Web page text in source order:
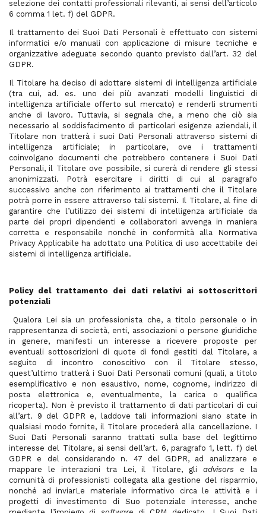
selezione dei contatti professionali rilevanti, ai sensi dell’articolo
6 comma 1 let. f) del GDPR.
Il trattamento dei Suoi Dati Personali è effettuato con sistemi
informatici e/o manuali con applicazione di misure tecniche e
organizzative adeguate secondo quanto previsto dall’art. 32 del
GDPR.
Il Titolare ha deciso di adottare sistemi di intelligenza artificiale
(tra cui, ad. es. uno dei più avanzati modelli linguistici di
intelligenza artificiale offerto sul mercato) e renderli strumenti
anche di lavoro. Tuttavia, si segnala che, a meno che ciò sia
necessario al soddisfacimento di particolari esigenze aziendali, il
Titolare non tratterà i suoi Dati Personali attraverso sistemi di
intelligenza artificiale; in particolare, ove i trattamenti
coinvolgano documenti che potrebbero contenere i Suoi Dati
Personali, il Titolare ove possibile, si curerà di rendere gli stessi
anonimizzati. Potrà esercitare i diritti di cui al paragrafo
successivo anche con riferimento ai trattamenti che il Titolare
potrà porre in essere attraverso tali sistemi. Il Titolare, al fine di
garantire che l’utilizzo dei sistemi di intelligenza artificiale da
parte dei propri dipendenti e collaboratori avvenga in maniera
corretta e responsabile nonché in conformità alla Normativa
Privacy Applicabile ha adottato una Politica di uso accettabile dei
sistemi di intelligenza artificiale.
Policy del trattamento dei dati relativi ai sottoscrittori
potenziali
Qualora Lei sia un professionista che, a titolo personale o in
rappresentanza di società, enti, associazioni o persone giuridiche
in genere, manifesti un interesse a ricevere proposte per
eventuali sottoscrizioni di quote di fondi gestiti dal Titolare, a
seguito di incontro conoscitivo con il Titolare stesso,
quest’ultimo tratterà i Suoi Dati Personali comuni (quali, a titolo
esemplificativo e non esaustivo, nome, cognome, indirizzo di
posta elettronica e, eventualmente, la carica o qualifica
ricoperta). Non è previsto il trattamento di dati particolari di cui
all’art. 9 del GDPR e, laddove tali informazioni siano state in
qualsiasi modo fornite, il Titolare procederà alla cancellazione. I
Suoi Dati Personali saranno trattati sulla base del legittimo
interesse del Titolare, ai sensi dell’art. 6, paragrafo 1, lett. f) del
GDPR e del considerando n. 47 del GDPR, ad analizzare e
mappare le interazioni tra Lei, il Titolare, gliadvisors e la
comunità di professionisti collegata alla gestione del risparmio,
nonché ad inviarLe materiale informativo circa le attività e i
progetti di investimento di Suo potenziale interesse, anche